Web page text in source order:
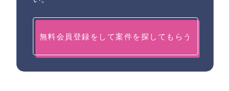
無料会員登録をして案件を探してもらう